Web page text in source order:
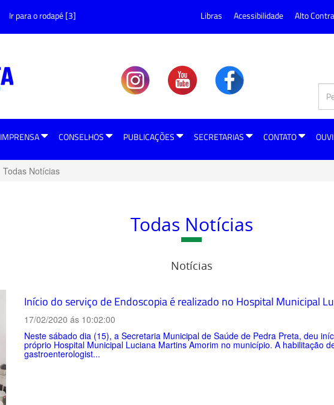
Ir para o rodapé [3] Libras Acessibilidade Alto
IMPRENSA CONSELHOS PUBLICAÇÕES SECRETARIAS CONTATO
Todas Notícias
Todas Notícias
Notícias
Início do serviço de Endoscopia é realizado no Hospital Municipal
17/02/2020 ás 10:02:00
Neste sábado dia (15), a Secretaria Municipal de Saúde de Pedra Preta, deu
próprio Hospital Municipal Luciana Martins Amorim no município. A habilitação
gastroenterologist...